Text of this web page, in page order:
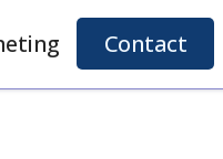
Contact